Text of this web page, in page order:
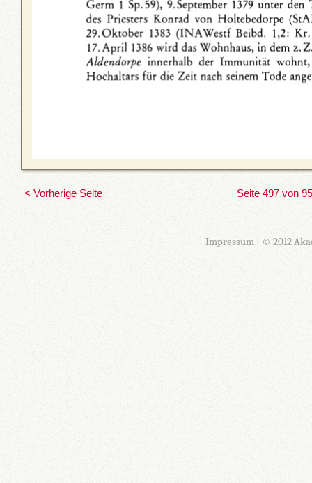
< Vorherige Seite Seite 497 von
Impressum| © 2012